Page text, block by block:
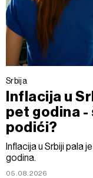
Srbija
Inflacija u
pet godina -
podići?
Inflacija u Srbiji pala
godina.
05.08.2026